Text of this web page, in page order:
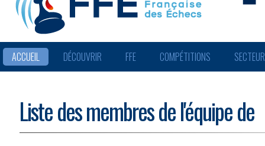
ACCUEIL DÉCOUVRIR FFE COMPÉTITIONS
Liste des membres de l'équipe de